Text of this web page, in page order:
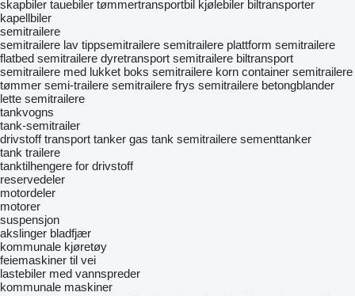
skapbiler tauebiler tømmertransportbil kjølebiler biltransporter
kapellbiler
semitrailere
semitrailere lav tippsemitrailere semitrailere plattform semitrailere
flatbed semitrailere dyretransport semitrailere biltransport
semitrailere med lukket boks semitrailere korn container semitrailere
tømmer semi-trailere semitrailere frys semitrailere betongblander
lette semitrailere
tankvogns
tank-semitrailer
drivstoff transport tanker gas tank semitrailere sementtanker
tank trailere
tanktilhengere for drivstoff
reservedeler
motordeler
motorer
suspensjon
akslinger bladfjær
kommunale kjøretøy
feiemaskiner til vei
lastebiler med vannspreder
kommunale maskiner